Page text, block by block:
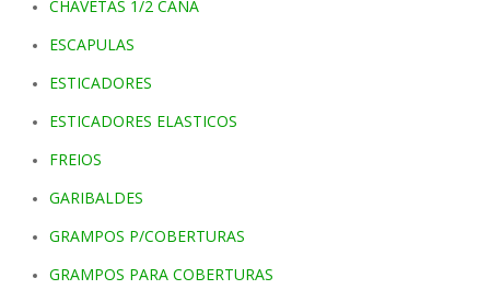
CHAVETAS 1/2 CANA
ESCAPULAS
ESTICADORES
ESTICADORES ELASTICOS
FREIOS
GARIBALDES
GRAMPOS P/COBERTURAS
GRAMPOS PARA COBERTURAS